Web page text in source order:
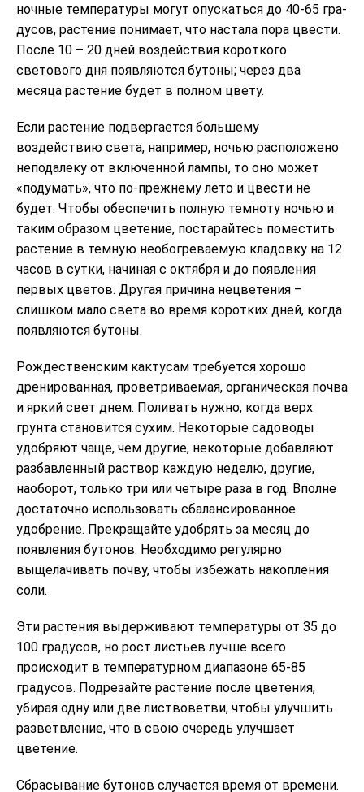
ночные температуры могут опускаться до 40-65 гра-
дусов, растение понимает, что настала пора цвести.
После 10 – 20 дней воздействия короткого
светового дня появляются бутоны; через два
месяца растение будет в полном цвету.
Если растение подвергается большему
воздействию света, например, ночью расположено
неподалеку от включенной лампы, то оно может
«подумать», что по-прежнему лето и цвести не
будет. Чтобы обеспечить полную темноту ночью и
таким образом цветение, постарайтесь поместить
растение в темную необогреваемую кладовку на 12
часов в сутки, начиная с октября и до появления
первых цветов. Другая причина нецветения –
слишком мало света во время коротких дней, когда
появляются бутоны.
Рождественским кактусам требуется хорошо
дренированная, проветриваемая, органическая почва
и яркий свет днем. Поливать нужно, когда верх
грунта становится сухим. Некоторые садоводы
удобряют чаще, чем другие, некоторые добавляют
разбавленный раствор каждую неделю, другие,
наоборот, только три или четыре раза в год. Вполне
достаточно использовать сбалансированное
удобрение. Прекращайте удобрять за месяц до
появления бутонов. Необходимо регулярно
выщелачивать почву, чтобы избежать накопления
соли.
Эти растения выдерживают температуры от 35 до
100 градусов, но рост листьев лучше всего
происходит в температурном диапазоне 65-85
градусов. Подрезайте растение после цветения,
убирая одну или две листвоветви, чтобы улучшить
разветвление, что в свою очередь улучшает
цветение.
Сбрасывание бутонов случается время от времени.